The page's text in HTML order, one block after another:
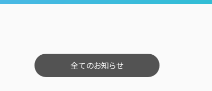
全てのお知らせ